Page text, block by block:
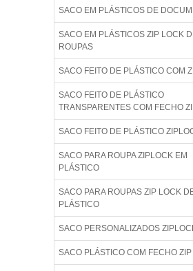
SACO EM PLÁSTICOS DE
SACO EM PLÁSTICOS ZIP LOCK
ROUPAS
SACO FEITO DE PLÁSTICO COM
SACO FEITO DE PLÁSTICO
TRANSPARENTES COM FECHO
SACO FEITO DE PLÁSTICO
SACO PARA ROUPA ZIPLOCK EM
PLÁSTICO
SACO PARA ROUPAS ZIP LOCK
PLÁSTICO
SACO PERSONALIZADOS
SACO PLÁSTICO COM FECHO ZIP